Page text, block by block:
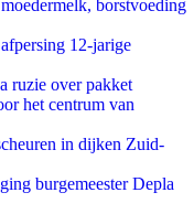
borstvoeding
12-jarige
ruzie over pakket
het centrum van
in dijken Zuid-
burgemeester Depla